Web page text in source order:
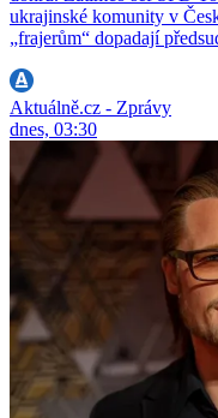
ukrajinské komunity v
„frajerům“ dopadají
Aktuálně.cz - Zprávy
dnes, 03:30